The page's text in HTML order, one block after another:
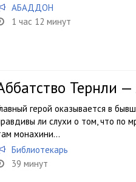
АБАДДОН
1 час 12 минут
Тернли
герой оказывается в
ли слухи о том, что по
монахини…
Библиотекарь
39 минут